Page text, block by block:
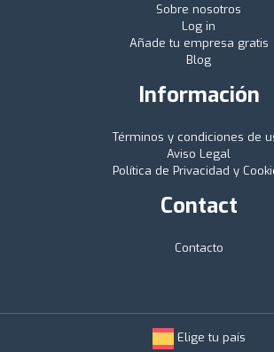
Sobre nosotros
Log in
Añade tu empresa gratis
Blog
Información
Términos y condiciones de
Aviso Legal
Política de Privacidad y
Contact
Contacto
Elige tu país